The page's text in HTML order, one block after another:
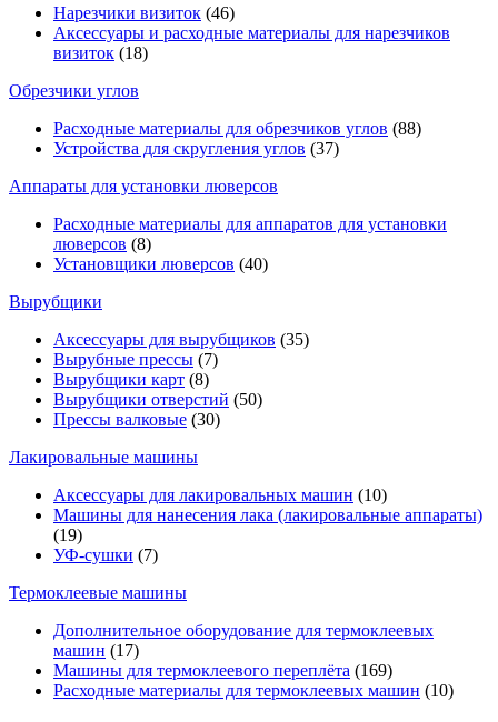
Нарезчики визиток (46)
Аксессуары и расходные материалы для нарезчиков
визиток (18)
Обрезчики углов
Расходные материалы для обрезчиков углов (88)
Устройства для скругления углов (37)
Аппараты для установки люверсов
Расходные материалы для аппаратов для установки
люверсов (8)
Установщики люверсов (40)
Вырубщики
Аксессуары для вырубщиков (35)
Вырубные прессы (7)
Вырубщики карт (8)
Вырубщики отверстий (50)
Прессы валковые (30)
Лакировальные машины
Аксессуары для лакировальных машин (10)
Машины для нанесения лака (лакировальные аппараты)
(19)
УФ-сушки (7)
Термоклеевые машины
Дополнительное оборудование для термоклеевых
машин (17)
Машины для термоклеевого переплёта (169)
Расходные материалы для термоклеевых машин (10)